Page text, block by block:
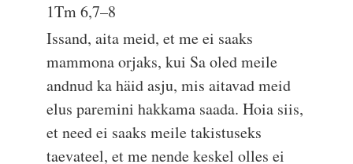
1Tm 6,7–8
Issand, aita meid, et me ei saaks
mammona orjaks, kui Sa oled meile
andnud ka häid asju, mis aitavad meid
elus paremini hakkama saada. Hoia siis,
et need ei saaks meile takistuseks
taevateel, et me nende keskel olles ei